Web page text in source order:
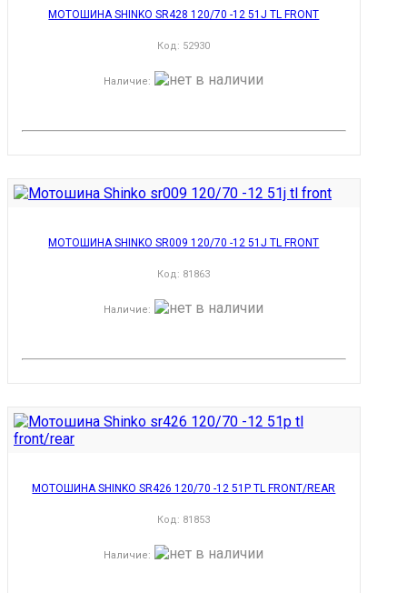
МОТОШИНА SHINKO SR428 120/70 -12 51J TL FRONT
Код: 52930
Наличие:
МОТОШИНА SHINKO SR009 120/70 -12 51J TL FRONT
Код: 81863
Наличие:
МОТОШИНА SHINKO SR426 120/70 -12 51P TL FRONT/REAR
Код: 81853
Наличие: